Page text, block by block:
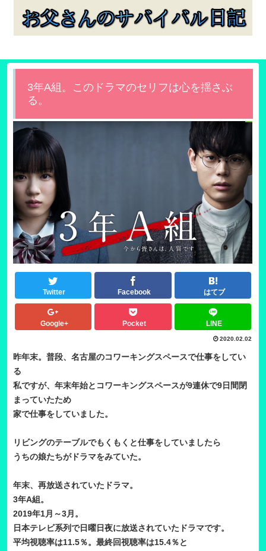
3年A組。このドラマのセリフは心を揺さぶ
る。
Twitter Facebook はてブ
Google+ Pocket LINE
2020.02.02
昨年末。普段、名古屋のコワーキングスペースで仕事をしてい
る
私ですが、年末年始とコワーキングスペースが9連休で9日間閉
まっていたため
家で仕事をしていました。
リビングのテーブルでもくもくと仕事をしていましたら
うちの娘たちがドラマをみていた。
年末、再放送されていたドラマ。
3年A組。
2019年1月～3月。
日本テレビ系列で日曜日夜に放送されていたドラマです。
平均視聴率は11.5％。最終回視聴率は15.4％と